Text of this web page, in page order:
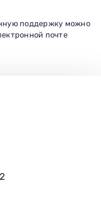
поддержку можно
почте